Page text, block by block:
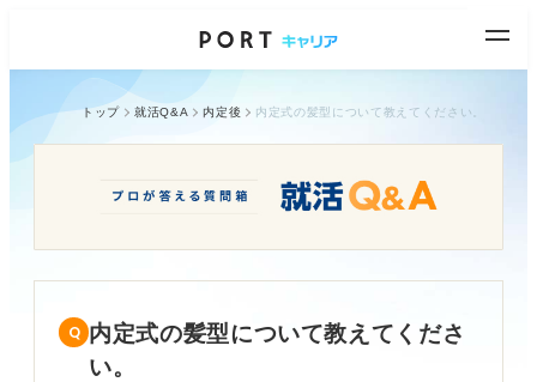
トップ 就活Q&A 内定後 内定式の髪型について教えてください。
内定式の髪型について教えてくださ
い。